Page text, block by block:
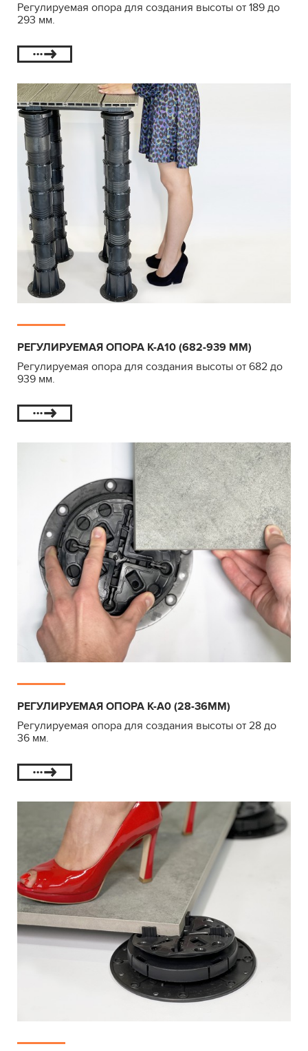
Регулируемая опора для создания высоты от 189 до
293 мм.
РЕГУЛИРУЕМАЯ ОПОРА К-А10 (682-939 ММ)
Регулируемая опора для создания высоты от 682 до
939 мм.
РЕГУЛИРУЕМАЯ ОПОРА К-А0 (28-36ММ)
Регулируемая опора для создания высоты от 28 до
36 мм.